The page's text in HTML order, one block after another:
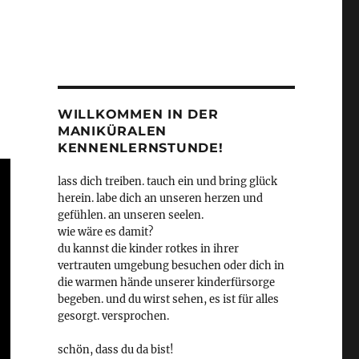
WILLKOMMEN IN DER
MANIKÜRALEN
KENNENLERNSTUNDE!
lass dich treiben. tauch ein und bring glück
herein. labe dich an unseren herzen und
gefühlen. an unseren seelen.
wie wäre es damit?
du kannst die kinder rotkes in ihrer
vertrauten umgebung besuchen oder dich in
die warmen hände unserer kinderfürsorge
begeben. und du wirst sehen, es ist für alles
gesorgt. versprochen.
schön, dass du da bist!